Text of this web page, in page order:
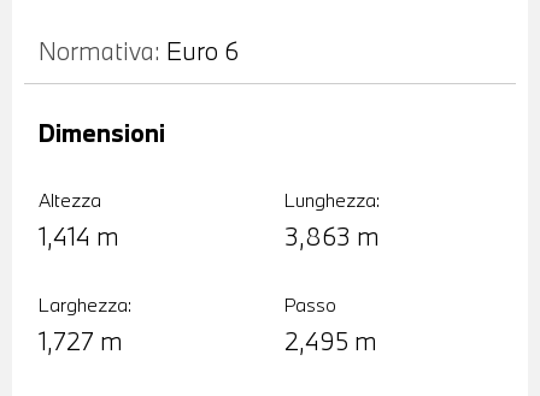
Normativa: Euro 6
Altezza
1,414 m
Lunghezza:
3,863 m
Dimensioni
Larghezza:
1,727 m
Passo
2,495 m